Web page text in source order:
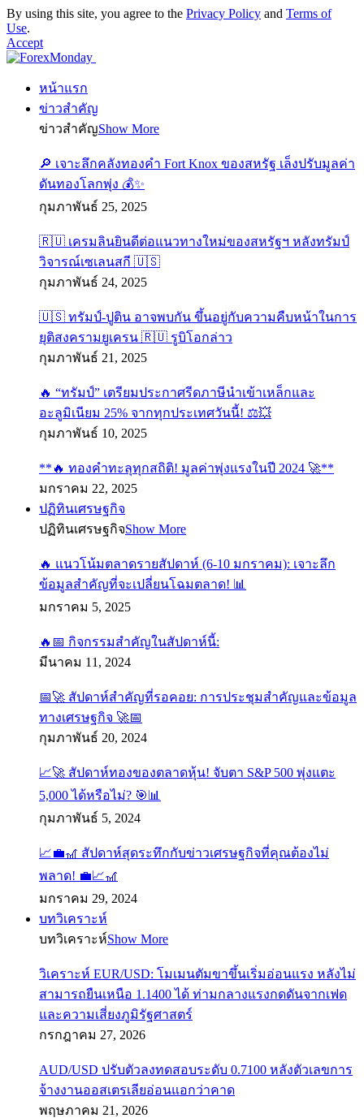
By using this site, you agree to the Privacy Policy and Terms of
Use.
Accept
หน้าแรก
ข่าวสำคัญ
ข่าวสำคัญShow More
🔎 เจาะลึกคลังทองคำ Fort Knox ของสหรัฐ เล็งปรับมูลค่า
ดันทองโลกพุ่ง 💰✨
กุมภาพันธ์ 25, 2025
🇷🇺 เครมลินยินดีต่อแนวทางใหม่ของสหรัฐฯ หลังทรัมป์
วิจารณ์เซเลนสกี 🇺🇸
กุมภาพันธ์ 24, 2025
🇺🇸 ทรัมป์-ปูติน อาจพบกัน ขึ้นอยู่กับความคืบหน้าในการ
ยุติสงครามยูเครน 🇷🇺 รูบิโอกล่าว
กุมภาพันธ์ 21, 2025
🔥 “ทรัมป์” เตรียมประกาศรีดภาษีนำเข้าเหล็กและ
อะลูมิเนียม 25% จากทุกประเทศวันนี้! ⚖️💥
กุมภาพันธ์ 10, 2025
**🔥 ทองคำทะลุทุกสถิติ! มูลค่าพุ่งแรงในปี 2024 🚀**
มกราคม 22, 2025
ปฏิทินเศรษฐกิจ
ปฏิทินเศรษฐกิจShow More
🔥 แนวโน้มตลาดรายสัปดาห์ (6-10 มกราคม): เจาะลึก
ข้อมูลสำคัญที่จะเปลี่ยนโฉมตลาด! 📊
มกราคม 5, 2025
🔥📅 กิจกรรมสำคัญในสัปดาห์นี้:
มีนาคม 11, 2024
📅🚀 สัปดาห์สำคัญที่รอคอย: การประชุมสำคัญและข้อมูล
ทางเศรษฐกิจ 🚀📅
กุมภาพันธ์ 20, 2024
📈🚀 สัปดาห์ทองของตลาดหุ้น! จับตา S&P 500 พุ่งแตะ
5,000 ได้หรือไม่? 🎯📊
กุมภาพันธ์ 5, 2024
📈💼🎢 สัปดาห์สุดระทึกกับข่าวเศรษฐกิจที่คุณต้องไม่
พลาด! 💼📈🎢
มกราคม 29, 2024
บทวิเคราะห์
บทวิเคราะห์Show More
วิเคราะห์ EUR/USD: โมเมนตัมขาขึ้นเริ่มอ่อนแรง หลังไม่
สามารถยืนเหนือ 1.1400 ได้ ท่ามกลางแรงกดดันจากเฟด
และความเสี่ยงภูมิรัฐศาสตร์
กรกฎาคม 27, 2026
AUD/USD ปรับตัวลงทดสอบระดับ 0.7100 หลังตัวเลขการ
จ้างงานออสเตรเลียอ่อนแอกว่าคาด
พฤษภาคม 21, 2026